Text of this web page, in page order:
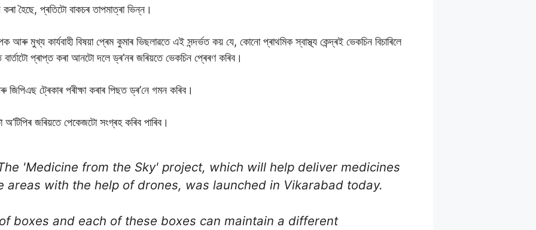
হৈছে, প্ৰতিটো বাকচৰ তাপমাত্ৰা ভিন্ন।
আৰু মুখ্য কাৰ্যবাহী বিষয়া প্ৰেম কুমাৰ ভিছলাৱতে এই সন্দৰ্ভত কয় যে, কোনো প্ৰাথমিক স্বাস্থ্য কেন্দ্ৰই ভেকচিন বিচাৰিলে
প্ৰাপ্ত কৰা আনটো দলে ড্ৰ’নৰ জৰিয়তে ভেকচিন প্ৰেৰণ কৰিব।
ট্ৰেকাৰ পৰীক্ষা কৰাৰ পিছত ড্ৰ’নে গমন কৰিব।
জৰিয়তে পেকেজটো সংগ্ৰহ কৰিব পাৰিব।
'Medicine from the Sky' project, which will help deliver medicines
areas with the help of drones, was launched in Vikarabad today.
boxes and each of these boxes can maintain a different